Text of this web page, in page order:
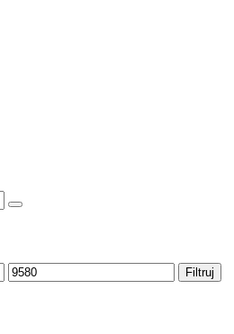
Cena
max
Filtruj